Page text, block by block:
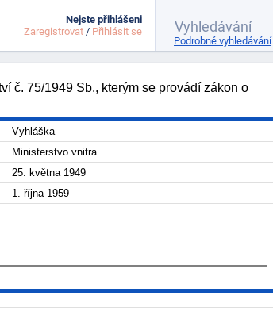
č. 75/1949 Sb., kterým se provádí zákon o
Vyhláška
Ministerstvo vnitra
25. května 1949
1. října 1959
Nejste přihlášeni
Zaregistrovat / Přihlásit se
Podrobné vyhledávání